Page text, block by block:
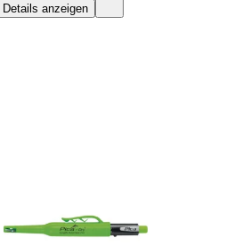
Details anzeigen